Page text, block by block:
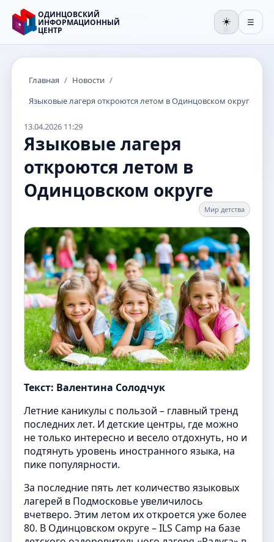
ОДИНЦОВСКИЙ
ИНФОРМАЦИОННЫЙ
ЦЕНТР
☀️ ☰
Главная / Новости /
Языковые лагеря откроются летом в Одинцовском округе
13.04.2026 11:29
Языковые лагеря
откроются летом в
Одинцовском округе
Мир детства
Текст: Валентина Солодчук
Летние каникулы с пользой – главный тренд
последних лет. И детские центры, где можно
не только интересно и весело отдохнуть, но и
подтянуть уровень иностранного языка, на
пике популярности.
За последние пять лет количество языковых
лагерей в Подмосковье увеличилось
вчетверо. Этим летом их откроется уже более
80. В Одинцовском округе – ILS Camp на базе